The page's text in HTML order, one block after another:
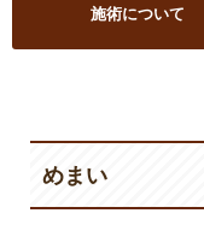
施術について
めまい